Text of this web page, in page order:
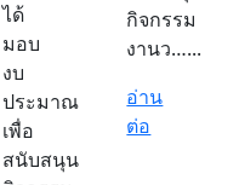
ได้
มอบ
งบ
ประมาณ
เพื่อ
สนับสนุน
กิจกรรม
งานว…...
อ่าน
ต่อ